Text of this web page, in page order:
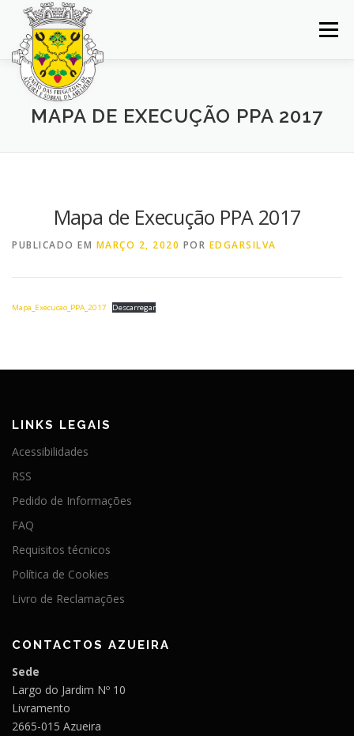
Saltar
conteúdo
Menu
INÍCIO JUNTA DE FREGUESIA
CONCURSOS CONTACTOS
MAPA DE EXECUÇÃO PPA 2017
Mapa de Execução PPA 2017
PUBLICADO EM MARÇO 2, 2020 POR EDGARSILVA
Mapa_Execucao_PPA_2017 Descarregar
LINKS LEGAIS
Acessibilidades
RSS
Pedido de Informações
FAQ
Requisitos técnicos
Política de Cookies
Livro de Reclamações
CONTACTOS AZUEIRA
Sede
Largo do Jardim Nº 10
Livramento
2665-015 Azueira